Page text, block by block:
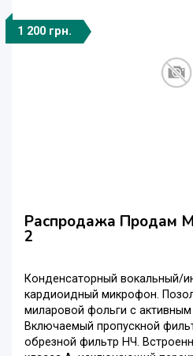
1 200 грн.
Распродажа Продам
2
Конденсаторный вокальный/
кардиоидный микрофон.
миларовой фольги с
Включаемый пропускной
обрезной фильтр НЧ.